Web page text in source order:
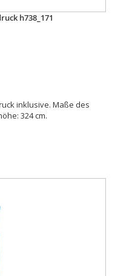
h738_171
inklusive. Maße des
324 cm.